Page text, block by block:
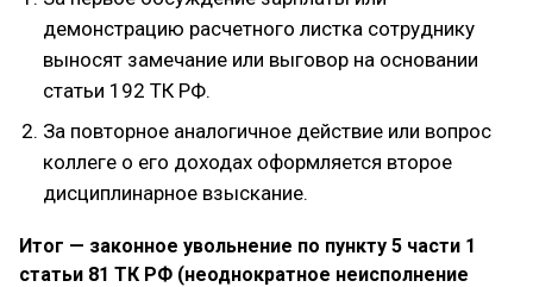
демонстрацию расчетного листка сотруднику
выносят замечание или выговор на основании
статьи 192 ТК РФ.
За повторное аналогичное действие или вопрос
коллеге о его доходах оформляется второе
дисциплинарное взыскание.
Итог — законное увольнение по пункту 5 части 1
статьи 81 ТК РФ (неоднократное неисполнение